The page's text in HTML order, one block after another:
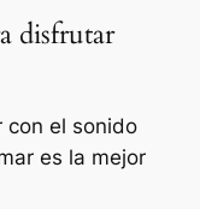
disfrutar
con el sonido
es la mejor